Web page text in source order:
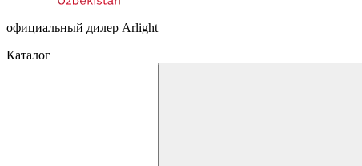
официальный дилер Arlight
Каталог